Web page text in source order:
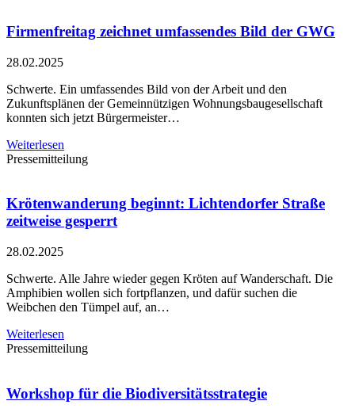
Firmenfreitag zeichnet umfassendes Bild der GWG
28.02.2025
Schwerte. Ein umfassendes Bild von der Arbeit und den
Zukunftsplänen der Gemeinnützigen Wohnungsbaugesellschaft
konnten sich jetzt Bürgermeister…
Weiterlesen
Pressemitteilung
Krötenwanderung beginnt: Lichtendorfer Straße
zeitweise gesperrt
28.02.2025
Schwerte. Alle Jahre wieder gegen Kröten auf Wanderschaft. Die
Amphibien wollen sich fortpflanzen, und dafür suchen die
Weibchen den Tümpel auf, an…
Weiterlesen
Pressemitteilung
Workshop für die Biodiversitätsstrategie